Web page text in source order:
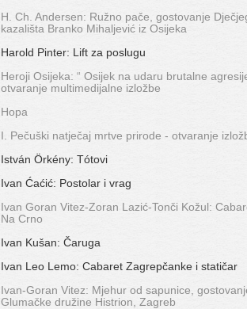
H. Ch. Andersen: Ružno pače, gostovanje
kazališta Branko Mihaljević iz Osijeka
Harold Pinter: Lift za poslugu
Heroji Osijeka: “ Osijek na udaru brutalne agresije
otvaranje multimedijalne izložbe
Hopa
I. Pečuški natječaj mrtve prirode - otvaranje
István Örkény: Tótovi
Ivan Ćaćić: Postolar i vrag
Ivan Goran Vitez-Zoran Lazić-Tonči Kožul:
Na Crno
Ivan Kušan: Čaruga
Ivan Leo Lemo: Cabaret Zagrepčanke i statičar
Ivan-Goran Vitez: Mjehur od sapunice,
Glumačke družine Histrion, Zagreb